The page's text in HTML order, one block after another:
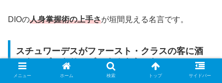
DIOの人身掌握術の上手さが垣間見える名言です。
スチュワーデスがファースト・クラスの客に酒
とキャビアをサービスするようにな…
メニュー ホーム 検索 トップ サイドバー